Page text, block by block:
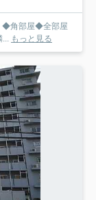
◆角部屋◆全部屋
もっと見る